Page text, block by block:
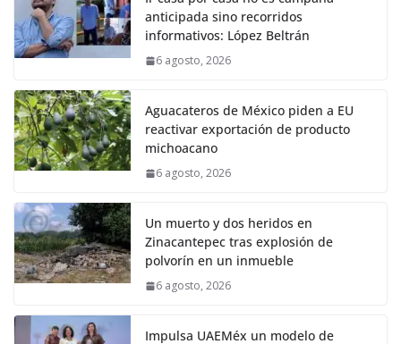
anticipada sino recorridos
informativos: López Beltrán
6 agosto, 2026
Aguacateros de México piden a EU
reactivar exportación de producto
michoacano
6 agosto, 2026
Un muerto y dos heridos en
Zinacantepec tras explosión de
polvorín en un inmueble
6 agosto, 2026
Impulsa UAEMéx un modelo de